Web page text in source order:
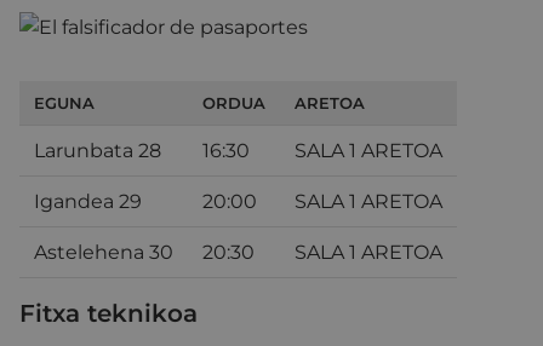
EGUNA ORDUA ARETOA
Larunbata 28 16:30 SALA 1 ARETOA
Igandea 29 20:00 SALA 1 ARETOA
Astelehena 30 20:30 SALA 1 ARETOA
Fitxa teknikoa